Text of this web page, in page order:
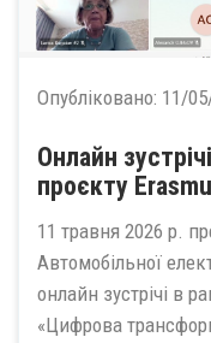
Опубліковано: 11/
Oнлайн
проєкту
11 травня 2026 р.
Автомобільної
онлайн зустрічі в
«Цифрова